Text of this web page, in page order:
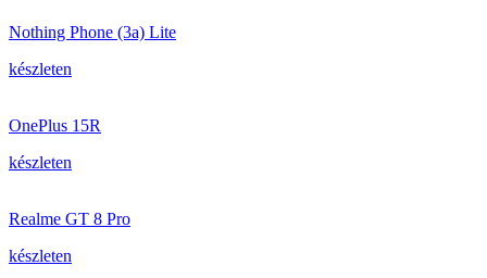
Nothing Phone (3a) Lite
készleten
OnePlus 15R
készleten
Realme GT 8 Pro
készleten